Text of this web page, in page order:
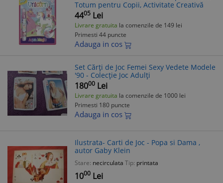
Totum pentru Copii, Activitate Creativă
4405 Lei
Livrare gratuita la comenzile de 149 lei
Primesti 44 puncte
Adauga in cos
Set Cărți de Joc Femei Sexy Vedete Modele
'90 - Colecție Joc Adulți
18000 Lei
Livrare gratuita la comenzile de 1000 lei
Primesti 180 puncte
Adauga in cos
Ilustrata- Carti de Joc - Popa si Dama ,
autor Gaby Klein
Stare: necirculata Tip: printata
1000 Lei